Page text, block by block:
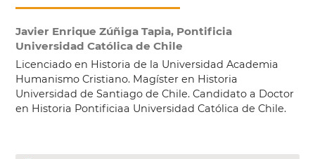
Javier Enrique Zúñiga Tapia, Pontificia
Universidad Católica de Chile
Licenciado en Historia de la Universidad Academia
Humanismo Cristiano. Magíster en Historia
Universidad de Santiago de Chile. Candidato a Doctor
en Historia Pontificiaa Universidad Católica de Chile.